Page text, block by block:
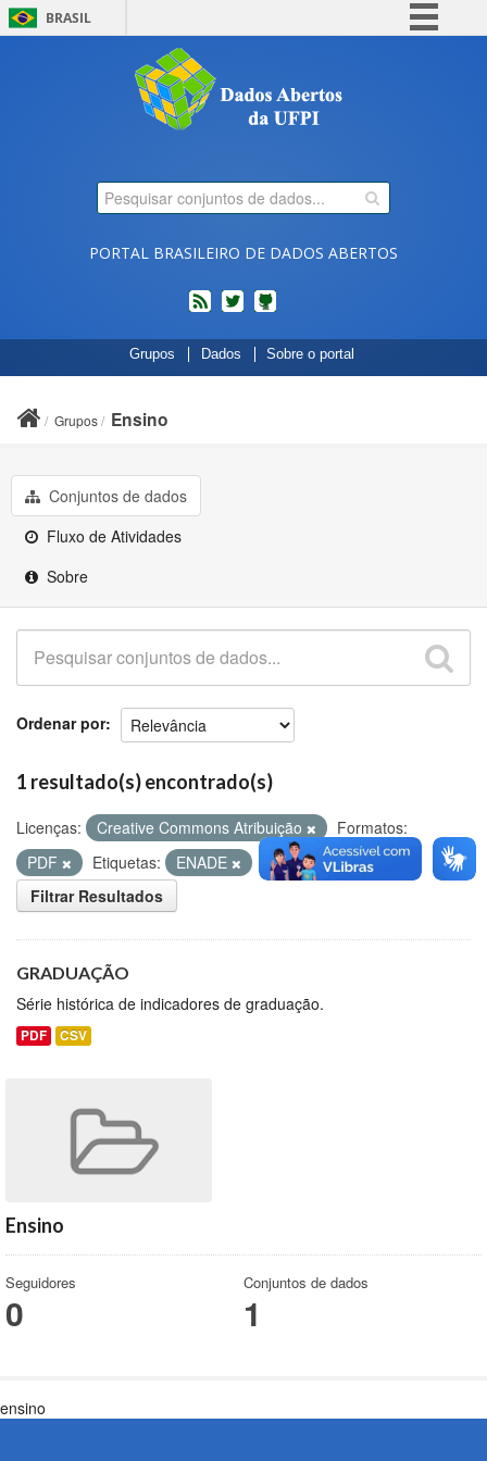
BRASIL
Comunica BR
Participe
Legislação
PORTAL BRASILEIRO DE DADOS ABERTOS
feed twitterCódigos
fonte
de
Grupos Dados Sobre o portal
Grupos Ensino
Conjuntos de dados
Fluxo de Atividades
Sobre
Ordenar por
1 resultado(s) encontrado(s)
Licenças: Creative Commons Atribuição
Formatos:
PDF
Etiquetas: ENADE
Matriculados
Filtrar Resultados
GRADUAÇÃO
Série histórica de indicadores de graduação.
PDF CSV
Ensino
Seguidores
0
Conjuntos de dados
1
ensino